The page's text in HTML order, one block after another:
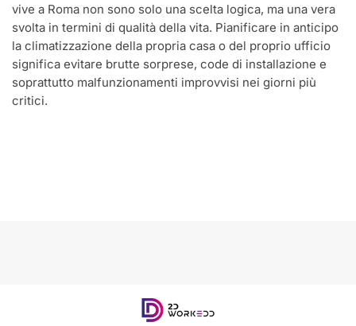
vive a Roma non sono solo una scelta logica, ma una vera
svolta in termini di qualità della vita. Pianificare in anticipo
la climatizzazione della propria casa o del proprio ufficio
significa evitare brutte sorprese, code di installazione e
soprattutto malfunzionamenti improvvisi nei giorni più
critici.